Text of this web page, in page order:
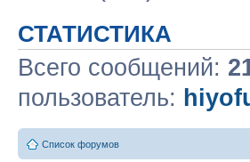
СТАТИСТИКА
Всего сообщений:
пользователь:
Список форумов